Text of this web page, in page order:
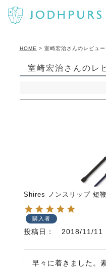
HOME 室崎宏治さんのレビュー
室崎宏治さんのレ
Shires ノンスリップ 短鞭
購入者
投稿日 2018/11/11
早々に着きました。